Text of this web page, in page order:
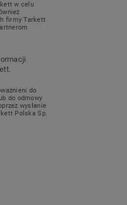
w celu
firmy Tarkett
do
do odmowy
wysłanie
Polska Sp.